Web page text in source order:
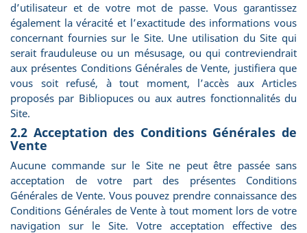
d’utilisateur et de votre mot de passe. Vous garantissez
également la véracité et l’exactitude des informations vous
concernant fournies sur le Site. Une utilisation du Site qui
serait frauduleuse ou un mésusage, ou qui contreviendrait
aux présentes Conditions Générales de Vente, justifiera que
vous soit refusé, à tout moment, l’accès aux Articles
proposés par Bibliopuces ou aux autres fonctionnalités du
Site.
2.2 Acceptation des Conditions Générales de
Vente
Aucune commande sur le Site ne peut être passée sans
acceptation de votre part des présentes Conditions
Générales de Vente. Vous pouvez prendre connaissance des
Conditions Générales de Vente à tout moment lors de votre
navigation sur le Site. Votre acceptation effective des